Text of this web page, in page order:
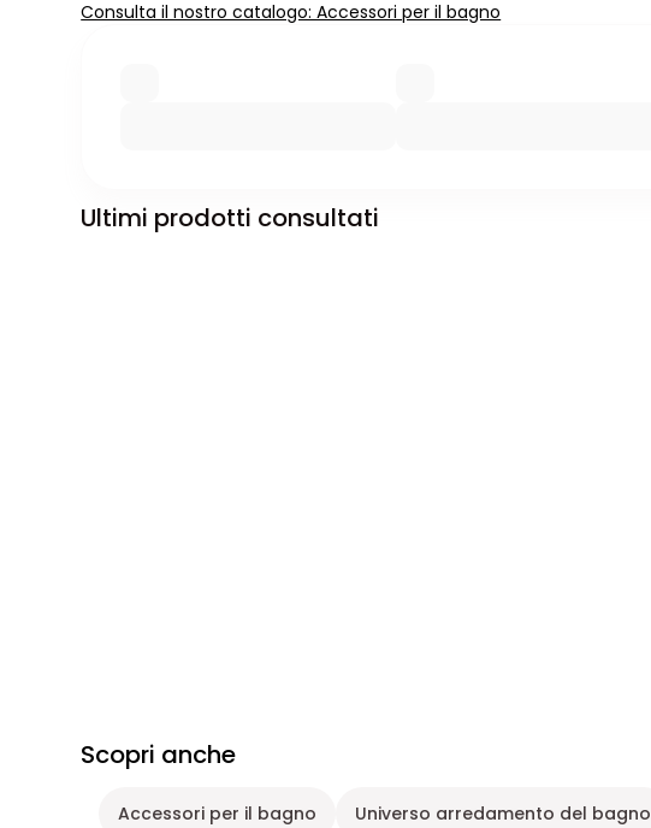
Consulta il nostro catalogo: Accessori per il bagno
Ultimi prodotti consultati
Scopri anche
Accessori per il bagno Universo arredamento del bagno